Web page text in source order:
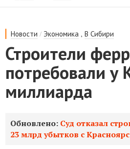
Новости / Экономика ,В Сибири
Строители
потребовали у
миллиарда
Обновлено: Суд отказал
23 млрд убытков с